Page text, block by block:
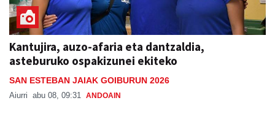
Kantujira, auzo-afaria eta dantzaldia,
asteburuko ospakizunei ekiteko
SAN ESTEBAN JAIAK GOIBURUN 2026
Aiurri abu 08, 09:31 ANDOAIN